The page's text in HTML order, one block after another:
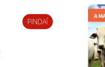
PINDAÍ